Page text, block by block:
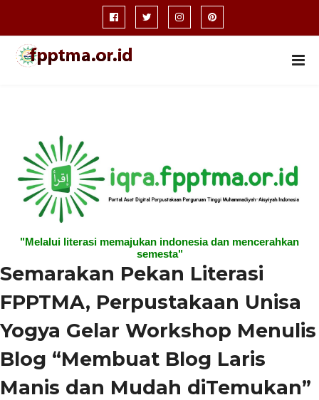
"Melalui literasi memajukan indonesia dan mencerahkan
semesta"
Semarakan Pekan Literasi
FPPTMA, Perpustakaan Unisa
Yogya Gelar Workshop Menulis
Blog “Membuat Blog Laris
Manis dan Mudah diTemukan”